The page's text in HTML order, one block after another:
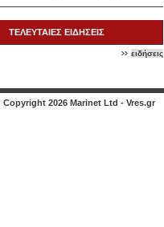
ΤΕΛΕΥΤΑΙΕΣ ΕΙΔΗΣΕΙΣ
ειδήσεις
Copyright 2026 Marinet Ltd - Vres.gr